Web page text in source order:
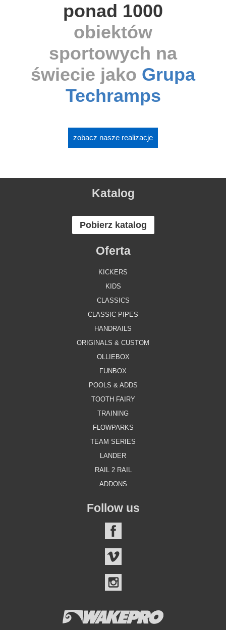
ponad 1000
obiektów
sportowych na
świecie jako Grupa
Techramps
zobacz nasze realizacje
Katalog
Pobierz katalog
Oferta
KICKERS
KIDS
CLASSICS
CLASSIC PIPES
HANDRAILS
ORIGINALS & CUSTOM
OLLIEBOX
FUNBOX
POOLS & ADDS
TOOTH FAIRY
TRAINING
FLOWPARKS
TEAM SERIES
LANDER
RAIL 2 RAIL
ADDONS
Follow us